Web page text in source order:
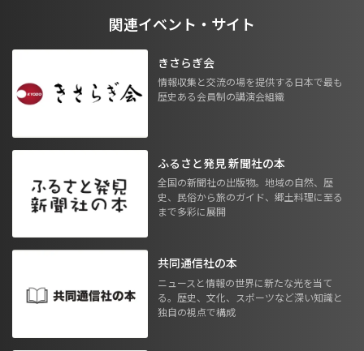
関連イベント・サイト
きさらぎ会
情報収集と交流の場を提供する日本で最も
歴史ある会員制の講演会組織
ふるさと発見 新聞社の本
全国の新聞社の出版物。地域の自然、歴
史、民俗から旅のガイド、郷土料理に至る
まで多彩に展開
共同通信社の本
ニュースと情報の世界に新たな光を当て
る。歴史、文化、スポーツなど深い知識と
独自の視点で構成